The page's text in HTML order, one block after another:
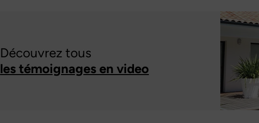
Découvrez tous
les témoignages en video